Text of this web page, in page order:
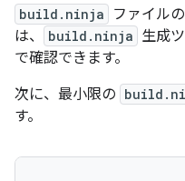
build.ninja
ファイル
は、
build.ninja 生成
で確認できます。
次に、最小限の
す。